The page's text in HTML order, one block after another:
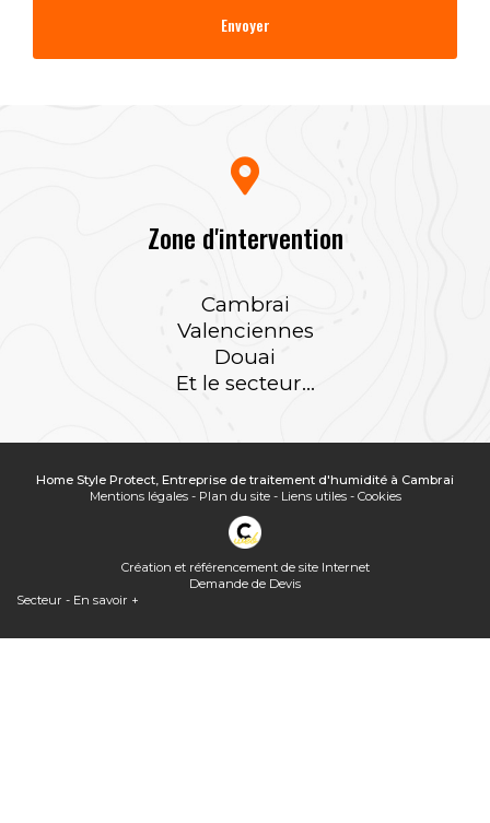
Zone d'intervention
Cambrai
Valenciennes
Douai
Et le secteur...
Home Style Protect, Entreprise de traitement d'humidité à Cambrai
Mentions légales- Plan du site- Liens utiles- Cookies
Création et référencement de site Internet
Demande de Devis
Secteur - En savoir +